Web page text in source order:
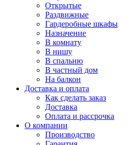
Открытые
Раздвижные
Гардеробные шкафы
Назначение
В комнату
В нишу
В спальню
В частный дом
На балкон
Доставка и оплата
Как сделать заказ
Доставка
Оплата и рассрочка
О компании
Производство